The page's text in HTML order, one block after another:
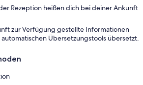
Rezeption heißen dich bei deiner Ankunft
zur Verfügung gestellte Informationen
Übersetzungstools übersetzt.